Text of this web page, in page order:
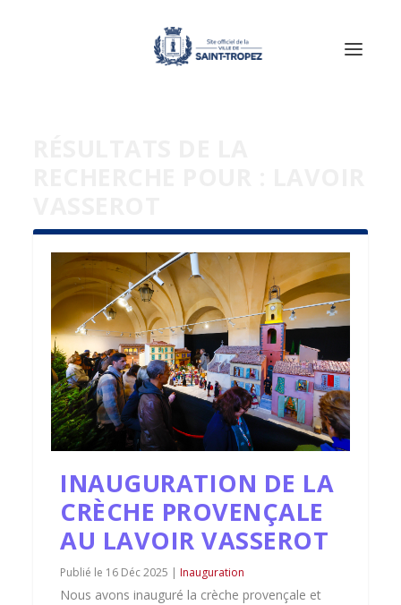
INAUGURATION DE LA
CRÈCHE PROVENÇALE
AU LAVOIR VASSEROT
16 Déc 2025 |Inauguration
Nous avons inauguré la crèche provençale et